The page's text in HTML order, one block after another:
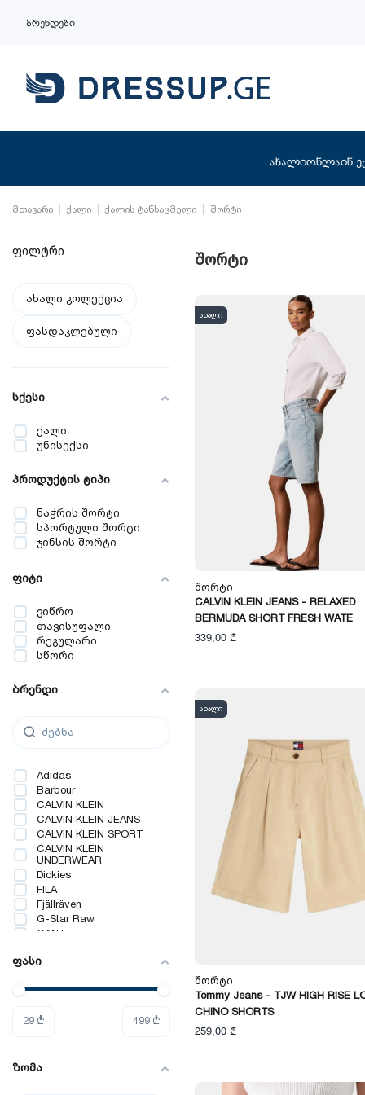
ბრენდები
ახალიონლაინ
მთავარი ქალი ქალის ტანსაცმელი შორტი
შორტი
ახალი
Შორტი
CALVIN KLEIN JEANS - RELAXED
BERMUDA SHORT FRESH WATE
339,00 ₾
ახალი
Შორტი
Tommy Jeans - TJW HIGH RISE
CHINO SHORTS
259,00 ₾
ფილტრი
ახალი კოლექცია
ფასდაკლებული
სქესი
ქალი
უნისექსი
პროდუქტის ტიპი
ნაჭრის შორტი
სპორტული შორტი
ჯინსის შორტი
ფიტი
ვიწრო
თავისუფალი
რეგულარი
სწორი
ბრენდი
Adidas
Barbour
CALVIN KLEIN
CALVIN KLEIN JEANS
CALVIN KLEIN SPORT
CALVIN KLEIN
UNDERWEAR
Dickies
FILA
Fjällräven
G-Star Raw
GANT
Guess Jeans
Jack Wolfskin
KOTON
Levi`s®
ფასი
29 ₾ 499 ₾
ზომა